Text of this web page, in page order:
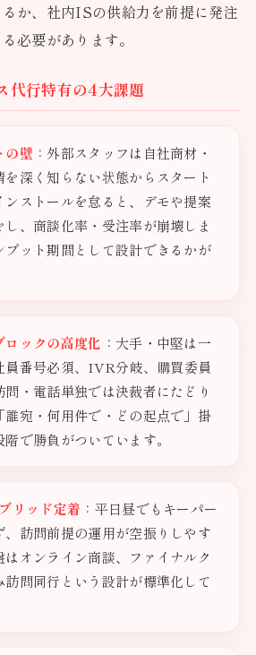
か、社内ISの供給力を前提に発注
必要があります。
代行特有の4大課題
の壁 ：外部スタッフは自社商材・
深く知らない状態からスタート
ンストールを怠ると、デモや提案
、商談化率・受注率が崩壊しま
プット期間として設計できるかが
ックの高度化 ：大手・中堅は一
員番号必須、IVR分岐、購買委員
・電話単独では決裁者にたどり
誰宛・何用件で・どの起点で」掛
で勝負がついています。
リッド定着 ：平日昼でもキーパー
、訪問前提の運用が空振りしやす
はオンライン商談、ファイナルク
訪問同行という設計が標準化して